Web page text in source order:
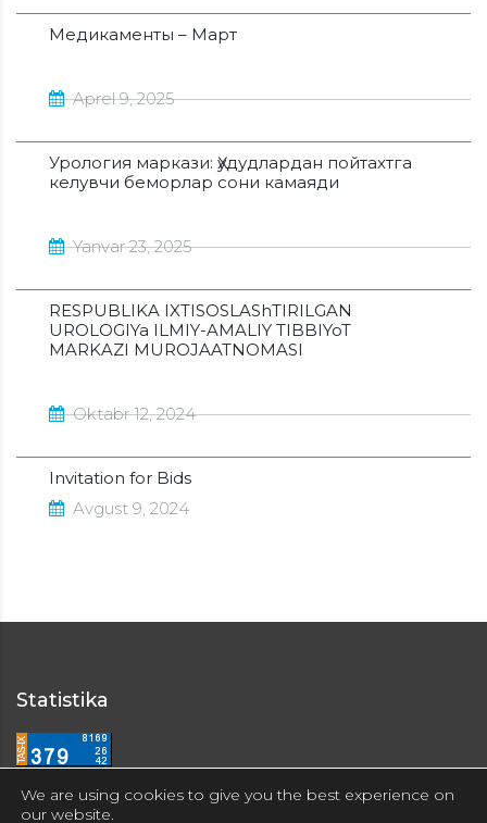
Медикаменты – Март
Aprel 9, 2025
Урология маркази: Ҳудудлардан пойтахтга
келувчи беморлар сони камаяди
Yanvar 23, 2025
RESPUBLIKA IXTISOSLAShTIRILGAN
UROLOGIYa ILMIY-AMALIY TIBBIYoT
MARKAZI MUROJAATNOMASI
Oktabr 12, 2024
Invitation for Bids
Avgust 9, 2024
Statistika
We are using cookies to give you the best experience on
our website.